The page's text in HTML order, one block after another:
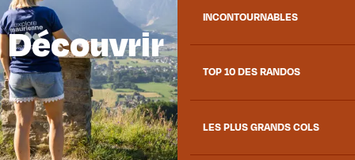
INCONTOURNABLES
TOP 10 DES RANDOS
LES PLUS GRANDS COLS
Découvrir